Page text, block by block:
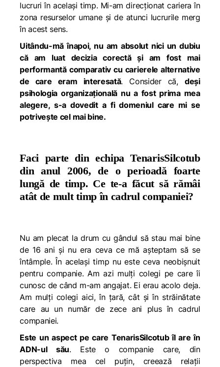
lucruri în același timp. Mi-am direcționat cariera în
zona resurselor umane și de atunci lucrurile merg
în acest sens.
Uitându-mă înapoi, nu am absolut nici un dubiu
că am luat decizia corectă și am fost mai
performantă comparativ cu carierele alternative
de care eram interesată. Consider că, deși
psihologia organizațională nu a fost prima mea
alegere, s-a dovedit a fi domeniul care mi se
potrivește cel mai bine.
Faci parte din echipa TenarisSilcotub
din anul 2006, de o perioadă foarte
lungă de timp. Ce te-a făcut să rămâi
atât de mult timp în cadrul companiei?
Nu am plecat la drum cu gândul să stau mai bine
de 16 ani și nu era ceva ce mă așteptam să se
întâmple. În același timp nu este ceva neobișnuit
pentru companie. Am azi mulți colegi pe care îi
cunosc de când m-am angajat. Ei erau acolo deja.
Am mulți colegi aici, în țară, cât și în străinătate
care au un număr de zece ani plus în cadrul
companiei.
Este un aspect pe care TenarisSilcotub îl are în
ADN-ul său. Este o companie care, din
perspectiva mea cel puțin, creează relații